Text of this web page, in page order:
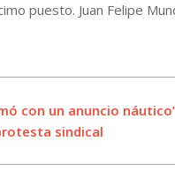
puesto. Juan Felipe
con un anuncio
sindical